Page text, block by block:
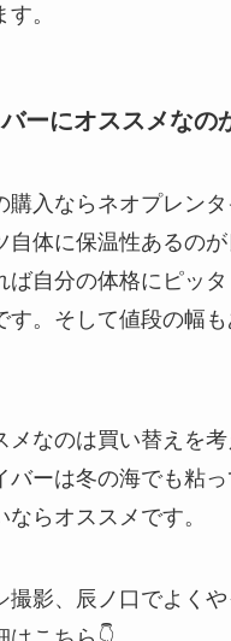
。
ーにオススメなの
購入ならネオプレン
自体に保温性あるの
ば自分の体格にピッ
す。そして値段の幅も
メなのは買い替えを
バーは冬の海でも粘
らオススメです。
撮影、辰ノ口でよく